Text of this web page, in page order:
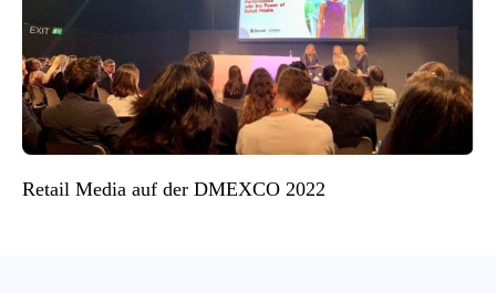
Retail Media auf der DMEXCO 2022